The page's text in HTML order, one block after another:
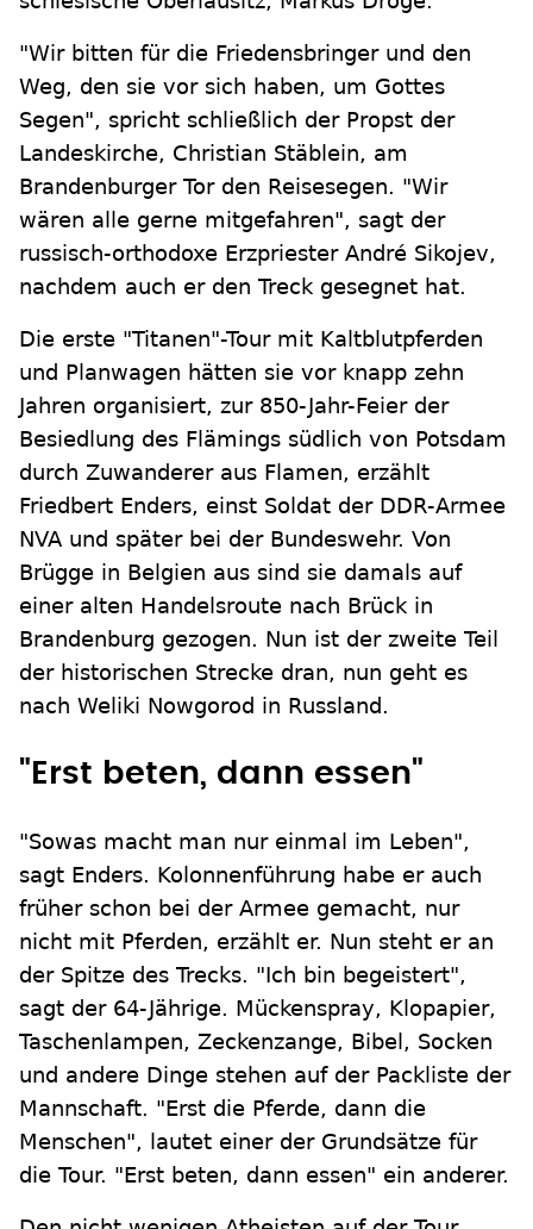
"Wir bitten für die Friedensbringer und den
Weg, den sie vor sich haben, um Gottes
Segen", spricht schließlich der Propst der
Landeskirche, Christian Stäblein, am
Brandenburger Tor den Reisesegen. "Wir
wären alle gerne mitgefahren", sagt der
russisch-orthodoxe Erzpriester André Sikojev,
nachdem auch er den Treck gesegnet hat.
Die erste "Titanen"-Tour mit Kaltblutpferden
und Planwagen hätten sie vor knapp zehn
Jahren organisiert, zur 850-Jahr-Feier der
Besiedlung des Flämings südlich von Potsdam
durch Zuwanderer aus Flamen, erzählt
Friedbert Enders, einst Soldat der DDR-Armee
NVA und später bei der Bundeswehr. Von
Brügge in Belgien aus sind sie damals auf
einer alten Handelsroute nach Brück in
Brandenburg gezogen. Nun ist der zweite Teil
der historischen Strecke dran, nun geht es
nach Weliki Nowgorod in Russland.
"Erst beten, dann essen"
"Sowas macht man nur einmal im Leben",
sagt Enders. Kolonnenführung habe er auch
früher schon bei der Armee gemacht, nur
nicht mit Pferden, erzählt er. Nun steht er an
der Spitze des Trecks. "Ich bin begeistert",
sagt der 64-Jährige. Mückenspray, Klopapier,
Taschenlampen, Zeckenzange, Bibel, Socken
und andere Dinge stehen auf der Packliste der
Mannschaft. "Erst die Pferde, dann die
Menschen", lautet einer der Grundsätze für
die Tour. "Erst beten, dann essen" ein anderer.